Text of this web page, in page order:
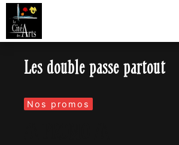
Les double passe partout
Nos promos
Panneau de gestion des cookies